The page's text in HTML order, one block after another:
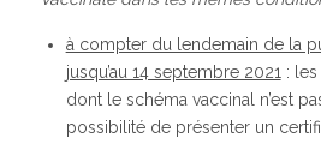
à compter du lendemain de la
jusqu’au 14 septembre 2021: les
dont le schéma vaccinal n’est
possibilité de présenter un